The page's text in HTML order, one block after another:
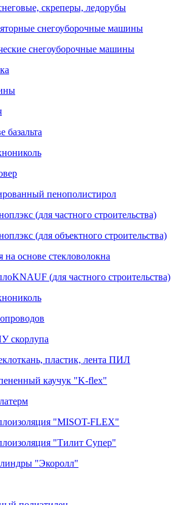
скреперы, ледорубы
снегоуборочные машины
снегоуборочные машины
базальта
пенополистирол
(для частного строительства)
(для объектного строительства)
на основе стекловолокна
(для частного строительства)
скорлупа
пластик, лента ПИЛ
каучук "K-flex"
"MISOT-FLEX"
"Тилит Супер"
"Экоролл"